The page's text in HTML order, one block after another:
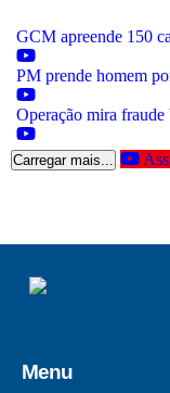
GCM apreende 150
PM prende homem
Operação mira
Carregar mais...
Menu